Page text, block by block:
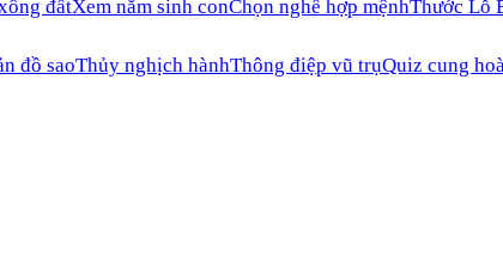
đấtXem năm sinh conChọn nghề hợp mệnhThước Lỗ
đồ saoThủy nghịch hànhThông điệp vũ trụQuiz cung